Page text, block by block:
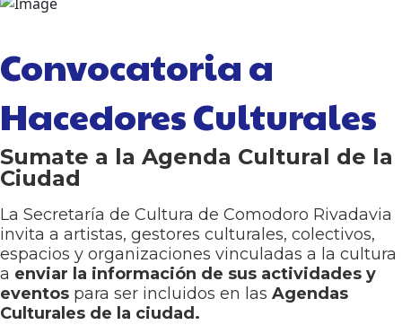
Convocatoria a
Hacedores Culturales
Sumate a la Agenda Cultural de la
Ciudad
La Secretaría de Cultura de Comodoro Rivadavia
invita a artistas, gestores culturales, colectivos,
espacios y organizaciones vinculadas a la cultura
a enviar la información de sus actividades y
eventos para ser incluidos en las Agendas
Culturales de la ciudad.